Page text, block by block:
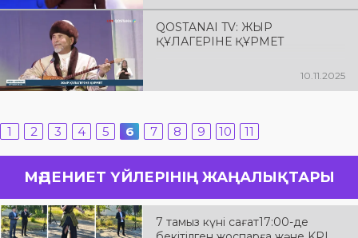
QOSTANAI TV: ЖЫР
ҚҰЛАГЕРІНЕ ҚҰРМЕТ
10.11.2025
1 2 3 4 5 6 7 8 9 10 11
МӘДЕНИЕТ ҮЙЛЕРІНІҢ ЖАҢАЛЫҚТАРЫ
7 тамыз күні сағат17:00-де